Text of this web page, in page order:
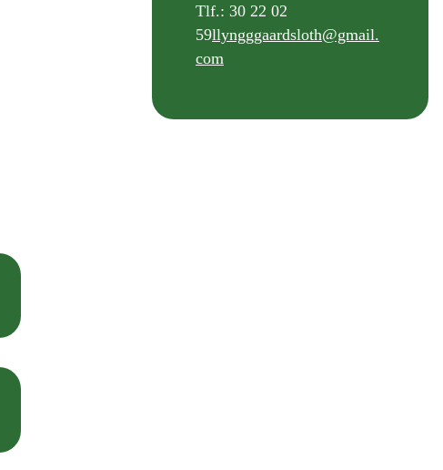
Tlf.: 30 22 02
59llyngggaardsloth@gmail.
com